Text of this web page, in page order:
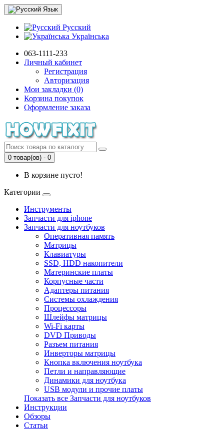
Язык
Русский
Українська
063-1111-233
Личный кабинет
Регистрация
Авторизация
Мои закладки (0)
Корзина покупок
Оформление заказа
0 товар(ов) - 0
В корзине пусто!
Категории
Инструменты
Запчасти для iphone
Запчасти для ноутбуков
Оперативная память
Матрицы
Клавиатуры
SSD, HDD накопители
Материнские платы
Корпусные части
Адаптеры питания
Системы охлаждения
Процессоры
Шлейфы матрицы
Wi-Fi карты
DVD Приводы
Разъем питания
Инверторы матрицы
Кнопка включения ноутбука
Петли и направляющие
Динамики для ноутбука
USB модули и прочие платы
Показать все Запчасти для ноутбуков
Инструкции
Обзоры
Статьи